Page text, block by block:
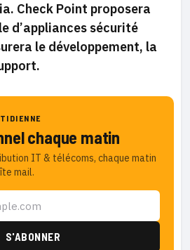
Check Point proposera
d’appliances sécurité
le développement, la
chaque matin
IT & télécoms, chaque matin
mail.